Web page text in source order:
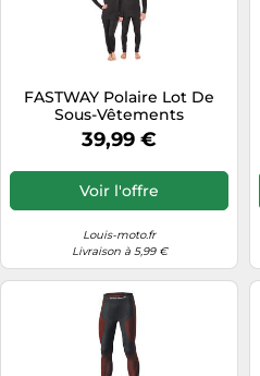
FASTWAY Polaire Lot De
Sous-Vêtements
Fonctionnels Noir XL unisex
39,99 €
Voir l'offre
Louis-moto.fr
Livraison à 5,99 €